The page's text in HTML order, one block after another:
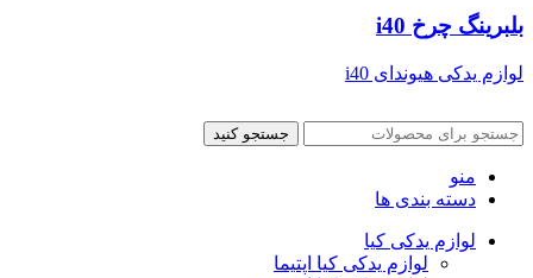
بلبرینگ چرخ i40
لوازم یدکی هیوندای i40
جستجو کنید
منو
دسته بندی ها
لوازم یدکی کیا
لوازم یدکی کیا اپتیما